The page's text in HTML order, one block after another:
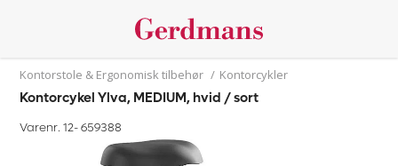
Kontorstole & Ergonomisk tilbehør / Kontorcykler
Kontorcykel Ylva, MEDIUM, hvid / sort
Varenr. 12-659388